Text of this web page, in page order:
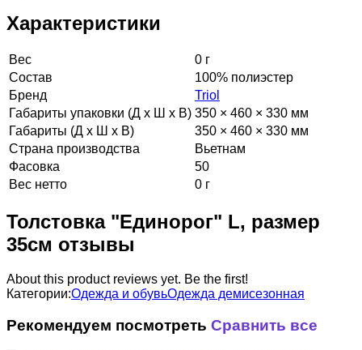
Характеристики
Вес
0 г
Состав
100% полиэстер
Бренд
Triol
Габариты упаковки (Д х Ш х В) 350 × 460 × 330 мм
Габариты (Д х Ш х В)
350 × 460 × 330 мм
Страна производства
Вьетнам
Фасовка
50
Вес нетто
0 г
Толстовка "Единорог" L, размер
35см отзывы
About this product reviews yet. Be the first!
Категории:Одежда и обувьОдежда демисезонная
Рекомендуем посмотреть Сравнить все